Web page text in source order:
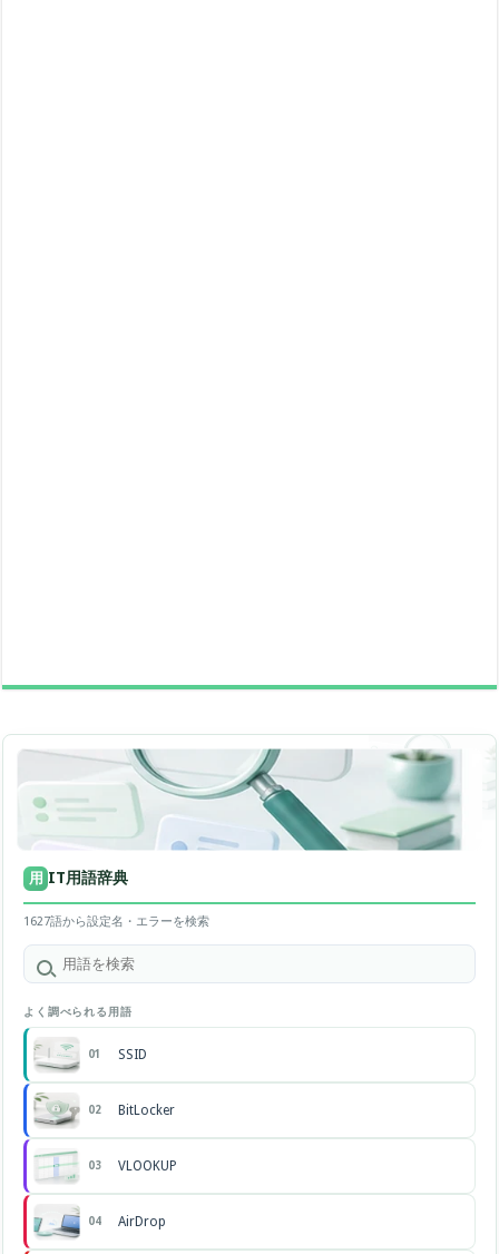
用 IT用語辞典
1627語から設定名・エラーを検索
よく調べられる用語
01 SSID
02 BitLocker
03 VLOOKUP
04 AirDrop